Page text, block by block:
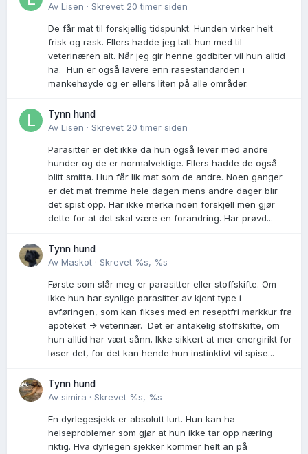
Av Lisen · Skrevet 20 timer siden
De får mat til forskjellig tidspunkt. Hunden virker helt
frisk og rask. Ellers hadde jeg tatt hun med til
veterinæren alt. Når jeg gir henne godbiter vil hun alltid
ha. Hun er også lavere enn rasestandarden i
mankehøyde og er ellers liten på alle områder.
Tynn hund
Av Lisen · Skrevet 20 timer siden
Parasitter er det ikke da hun også lever med andre
hunder og de er normalvektige. Ellers hadde de også
blitt smitta. Hun får lik mat som de andre. Noen ganger
er det mat fremme hele dagen mens andre dager blir
det spist opp. Har ikke merka noen forskjell men gjør
dette for at det skal være en forandring. Har prøvd...
Tynn hund
Av Maskot · Skrevet %s, %s
Første som slår meg er parasitter eller stoffskifte. Om
ikke hun har synlige parasitter av kjent type i
avføringen, som kan fikses med en reseptfri markkur fra
apoteket -> veterinær. Det er antakelig stoffskifte, om
hun alltid har vært sånn. Ikke sikkert at mer energirikt for
løser det, for det kan hende hun instinktivt vil spise...
Tynn hund
Av simira · Skrevet %s, %s
En dyrlegesjekk er absolutt lurt. Hun kan ha
helseproblemer som gjør at hun ikke tar opp næring
riktig. Hva dyrlegen sjekker kommer helt an på